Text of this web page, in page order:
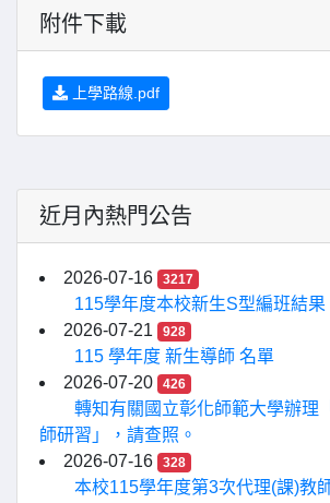
附件下載
上學路線.pdf
近月內熱門公告
2026-07-16 3217
115學年度本校新生S型編班結果
2026-07-21
928
115 學年度 新生導師 名單
2026-07-20
426
轉知有關國立彰化師範大學辦理
師研習」，請查照。
2026-07-16
328
本校115學年度第3次代理(課)教